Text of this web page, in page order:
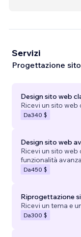
Servizi
Progettazione
Design sito web
Ricevi un sito web
Da340 $
Design sito web
Ricevi un sito
funzionalità
Da450 $
Riprogettazione
Ricevi un tema e
Da300 $